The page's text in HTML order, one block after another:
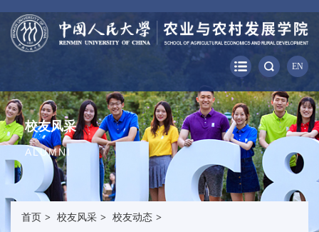
EN
校友风采
ALUMNI
首页 > 校友风采 > 校友动态 >